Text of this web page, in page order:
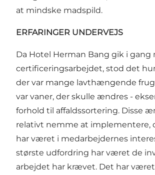
at mindske madspild.
ERFARINGER UNDERVEJS
Da Hotel Herman Bang gik i gang
certificeringsarbejdet, stod det
der var mange lavthængende
var vaner, der skulle ændres -
forhold til affaldssortering. Disse
relativt nemme at implementere,
har været i medarbejdernes
største udfordring har været de
arbejdet har krævet. Det har været